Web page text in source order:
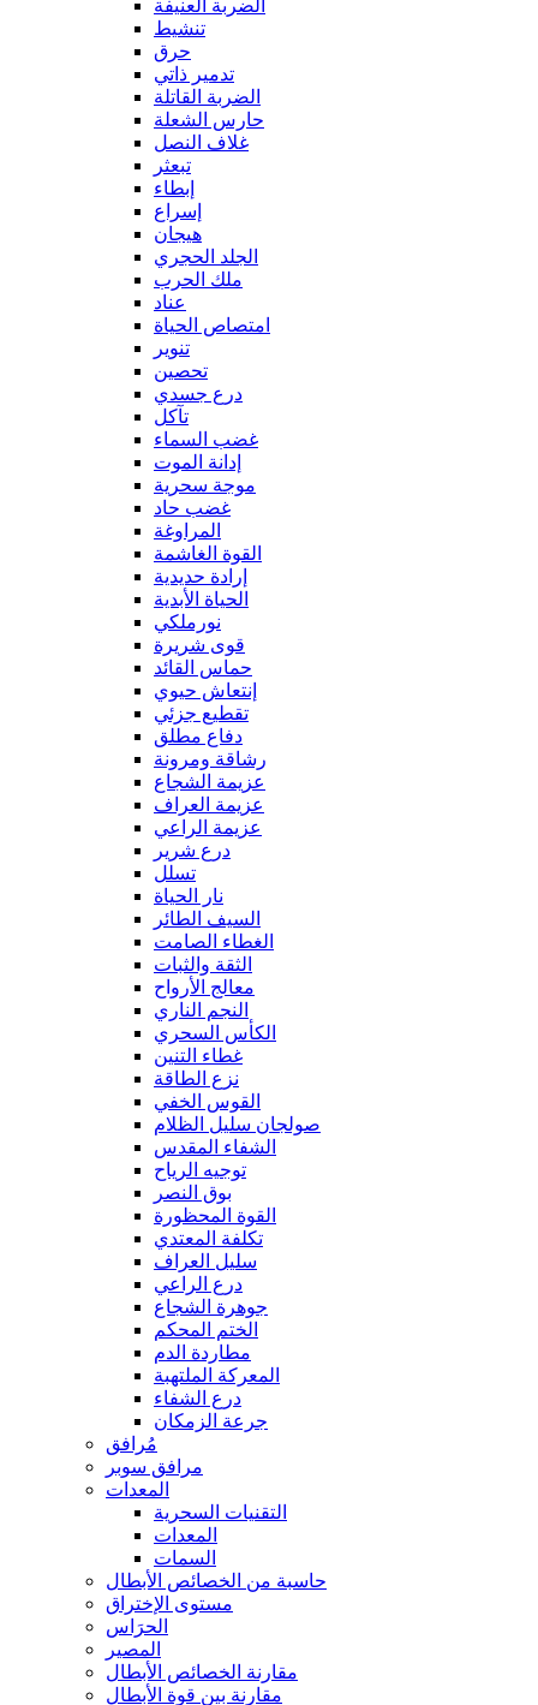
الضربة العنيفة
تنشيط
حرق
تدمير ذاتي
الضربة القاتلة
حارس الشعلة
غلاف النصل
تبعثر
إبطاء
إسراع
هيجان
الجلد الحجري
ملك الحرب
عناد
امتصاص الحياة
تنوير
تحصين
درع جسدي
تآكل
غضب السماء
إدانة الموت
موجة سحرية
غضب حاد
المراوغة
القوة الغاشمة
إرادة حديدية
الحياة الأبدية
نورملكي
قوى شريرة
حماس القائد
إنتعاش حيوي
تقطيع جزئي
دفاع مطلق
رشاقة ومرونة
عزيمة الشجاع
عزيمة العراف
عزيمة الراعي
درع شرير
تسلل
نار الحياة
السيف الطائر
الغطاء الصامت
الثقة والثبات
معالج الأرواح
النجم الناري
الكأس السحري
غطاء التنين
نزع الطاقة
القوس الخفي
صولجان سليل الظلام
الشفاء المقدس
توجيه الرياح
بوق النصر
القوة المحظورة
تكلفة المعتدي
سليل العراف
درع الراعي
جوهرة الشجاع
الختم المحكم
مطاردة الدم
المعركة الملتهبة
درع الشفاء
جرعة الزمكان
مُرافق
مرافق سوبر
المعدات
التقنيات السحرية
المعدات
السمات
حاسبة من الخصائص الأبطال
مستوى الإختراق
الحرَاس
المصير
مقارنة الخصائص الأبطال
مقارنة بين قوة الأبطال